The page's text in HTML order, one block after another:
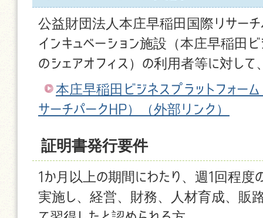
公益財団法人本庄早稲田国際リサーチ
インキュベーション施設（本庄早稲田ビ
のシェアオフィス）の利用者等に対し
本庄早稲田ビジネスプラットフォー
サーチパークHP）
（外部リンク）
証明書発行要件
1か月以上の期間にわたり、週1回程
実施し、経営、財務、人材育成、販